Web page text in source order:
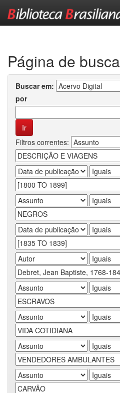
Página de busca
Buscar em:
por
Filtros correntes: